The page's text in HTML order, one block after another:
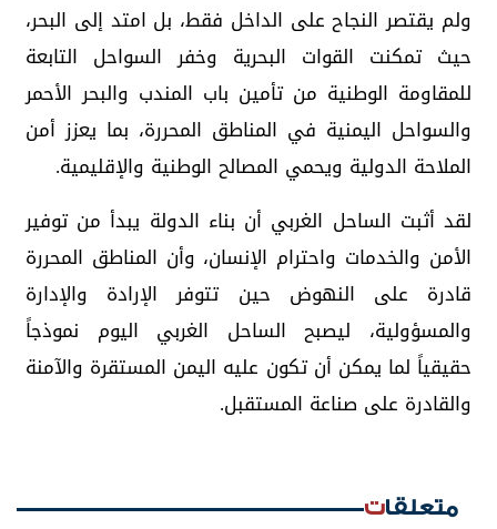
ولم يقتصر النجاح على الداخل فقط، بل امتد إلى البحر،
حيث تمكنت القوات البحرية وخفر السواحل التابعة
للمقاومة الوطنية من تأمين باب المندب والبحر الأحمر
والسواحل اليمنية في المناطق المحررة، بما يعزز أمن
الملاحة الدولية ويحمي المصالح الوطنية والإقليمية.
لقد أثبت الساحل الغربي أن بناء الدولة يبدأ من توفير
الأمن والخدمات واحترام الإنسان، وأن المناطق المحررة
قادرة على النهوض حين تتوفر الإرادة والإدارة
والمسؤولية، ليصبح الساحل الغربي اليوم نموذجاً
حقيقياً لما يمكن أن تكون عليه اليمن المستقرة والآمنة
والقادرة على صناعة المستقبل.
متعلقات